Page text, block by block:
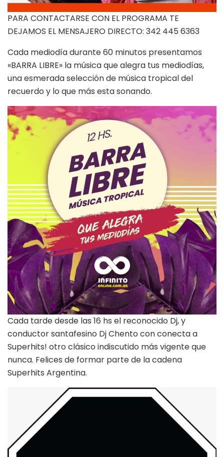
PARA CONTACTARSE CON EL PROGRAMA TE
DEJAMOS EL MENSAJERO DIRECTO: 342 445 6363
Cada mediodía durante 60 minutos presentamos
«BARRA LIBRE» la música que alegra tus mediodías,
una esmerada selección de música tropical del
recuerdo y lo que más esta sonando.
Cada tarde desde las 16 hs el reconocido Dj, y
conductor santafesino Dj Chento con conecta a
Superhits! otro clásico indiscutido más vigente que
nunca. Felices de formar parte de la cadena
Superhits Argentina.